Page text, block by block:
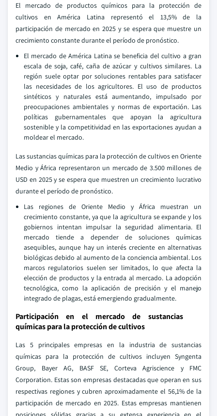
El mercado de productos químicos para la protección de
cultivos en América Latina representó el 13,5% de la
participación de mercado en 2025 y se espera que muestre un
crecimiento constante durante el período de pronóstico.
El mercado de América Latina se beneficia del cultivo a gran
escala de soja, café, caña de azúcar y cultivos similares. La
región suele optar por soluciones rentables para satisfacer
las necesidades de los agricultores. El uso de productos
sintéticos y naturales está aumentando, impulsado por
preocupaciones ambientales y normas de exportación. Las
políticas gubernamentales que apoyan la agricultura
sostenible y la competitividad en las exportaciones ayudan a
moldear el mercado.
Las sustancias químicas para la protección de cultivos en Oriente
Medio y África representaron un mercado de 3.500 millones de
USD en 2025 y se espera que muestren un crecimiento lucrativo
durante el período de pronóstico.
Las regiones de Oriente Medio y África muestran un
crecimiento constante, ya que la agricultura se expande y los
gobiernos intentan impulsar la seguridad alimentaria. El
mercado tiende a depender de soluciones químicas
asequibles, aunque hay un interés creciente en alternativas
biológicas debido al aumento de la conciencia ambiental. Los
marcos regulatorios suelen ser limitados, lo que afecta la
elección de productos y la entrada al mercado. La adopción
tecnológica, como la aplicación de precisión y el manejo
integrado de plagas, está emergiendo gradualmente.
Participación en el mercado de sustancias
químicas para la protección de cultivos
Las 5 principales empresas en la industria de sustancias
químicas para la protección de cultivos incluyen Syngenta
Group, Bayer AG, BASF SE, Corteva Agriscience y FMC
Corporation. Estas son empresas destacadas que operan en sus
respectivas regiones y cubren aproximadamente el 56,1% de la
participación de mercado en 2025. Estas empresas mantienen